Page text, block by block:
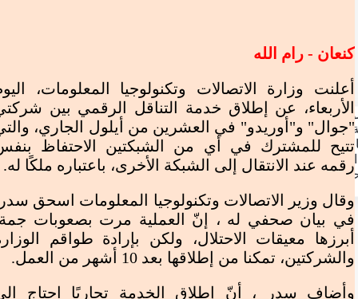
عربي ودولي
منوعات ثقافية
اسلاميات
ملتميديا
كنعان
الخاصة
الرئيسية محليات /
وزارة الاتصالات تُعلن عن موعد إطلاق خدمة التناقل الرقمي بين شركتي
"جوال" و"أوريدو"
وزارة الاتصالات تُعلن عن موعد إطلاق خدمة
كنعان - رام الله
أعلنت وزارة الاتصالات وتكنولوجيا المعلومات،
الأربعاء، عن إطلاق خدمة التناقل الرقمي بين
"جوال" و"أوريدو" في العشرين من أيلول الجاري،
تتيح للمشترك في أي من الشبكتين الاحتفاظ
رقمه عند الانتقال إلى الشبكة الأخرى، باعتباره ملكًا له.
وقال وزير الاتصالات وتكنولوجيا المعلومات اسحق
في بيان صحفي له ، إنّ العملية مرت بصعوبات
أبرزها معيقات الاحتلال، ولكن بإرادة طواقم
والشركتين، تمكنا من إطلاقها بعد 10 أشهر من العمل.
وأضاف سدر ، أنّ إطلاق الخدمة تجاريًا احتاج